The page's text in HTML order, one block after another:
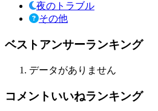
夜のトラブル
その他
ベストアンサーランキング
データがありません
コメントいいねランキング